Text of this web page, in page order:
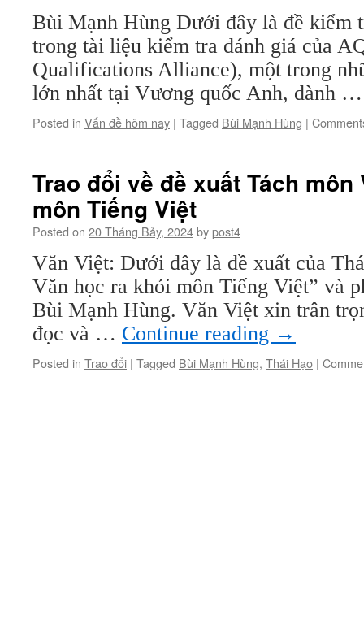
Bùi Mạnh Hùng Dưới đây là đề kiểm
trong tài liệu kiểm tra đánh giá của
Qualifications Alliance), một trong
lớn nhất tại Vương quốc Anh, dành
Posted in Vấn đề hôm nay | Tagged Bùi Mạnh Hùng |
Trao đổi về đề xuất Tách
môn Tiếng Việt
Posted on 20 Tháng Bảy, 2024bypost4
Văn Việt: Dưới đây là đề xuất của
Văn học ra khỏi môn Tiếng Việt” và
Bùi Mạnh Hùng. Văn Việt xin trân
đọc và … Continue reading →
Posted in Trao đổi | Tagged Bùi Mạnh Hùng, Thái Hạo |